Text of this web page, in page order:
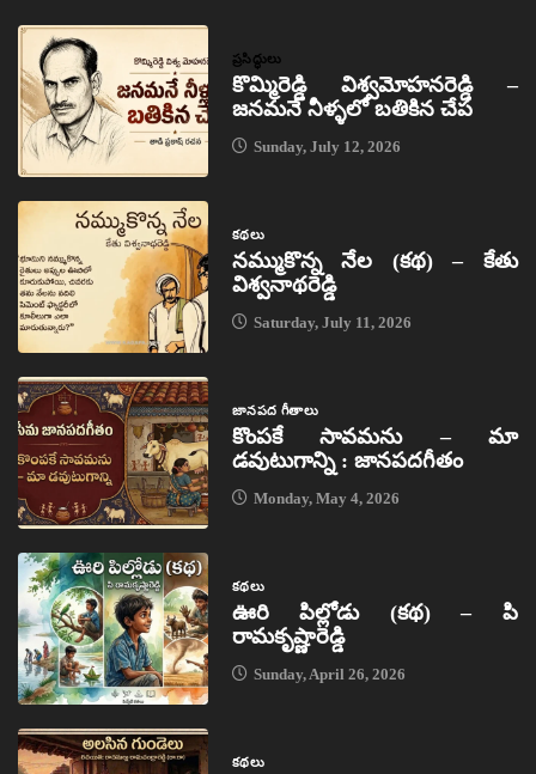
ప్రసిద్ధులు
కొమ్మిరెడ్డి విశ్వమోహనరెడ్డి –
జనమనే నీళ్ళలో బతికిన చేప
Sunday, July 12, 2026
కథలు
నమ్ముకొన్న నేల (కథ) – కేతు
విశ్వనాథరెడ్డి
Saturday, July 11, 2026
జానపద గీతాలు
కొంపకే సావమను – మా
డవుటుగాన్ని : జానపదగీతం
Monday, May 4, 2026
కథలు
ఊరి పిల్లోడు (కథ) – పి
రామకృష్ణారెడ్డి
Sunday, April 26, 2026
కథలు